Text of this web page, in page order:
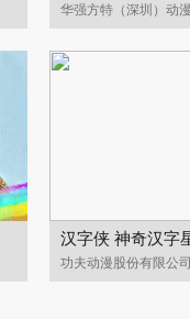
华强方特（深圳）动
汉字侠 神奇汉字
功夫动漫股份有限公